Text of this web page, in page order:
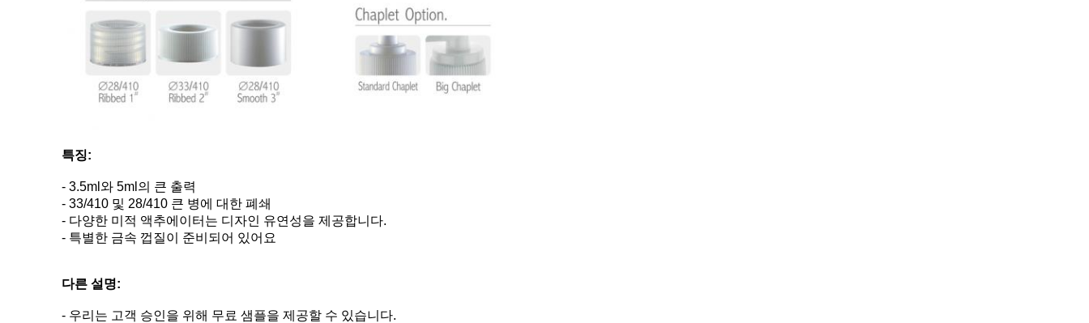
특징:
- 3.5ml와 5ml의 큰 출력
- 33/410 및 28/410 큰 병에 대한 폐쇄
- 다양한 미적 액추에이터는 디자인 유연성을 제공합니다.
- 특별한 금속 껍질이 준비되어 있어요
다른 설명:
- 우리는 고객 승인을 위해 무료 샘플을 제공할 수 있습니다.